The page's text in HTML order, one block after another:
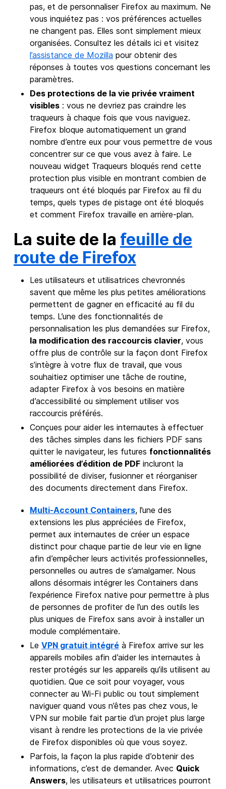
pas, et de personnaliser Firefox au maximum. Ne
vous inquiétez pas : vos préférences actuelles
ne changent pas. Elles sont simplement mieux
organisées. Consultez les détails ici et visitez
l’assistance de Mozilla pour obtenir des
réponses à toutes vos questions concernant les
paramètres.
Des protections de la vie privée vraiment
visibles: vous ne devriez pas craindre les
traqueurs à chaque fois que vous naviguez.
Firefox bloque automatiquement un grand
nombre d’entre eux pour vous permettre de vous
concentrer sur ce que vous avez à faire. Le
nouveau widget Traqueurs bloqués rend cette
protection plus visible en montrant combien de
traqueurs ont été bloqués par Firefox au fil du
temps, quels types de pistage ont été bloqués
et comment Firefox travaille en arrière-plan.
La suite de la feuille de
route de Firefox
Les utilisateurs et utilisatrices chevronnés
savent que même les plus petites améliorations
permettent de gagner en efficacité au fil du
temps. L’une des fonctionnalités de
personnalisation les plus demandées sur Firefox,
la modification des raccourcis clavier, vous
offre plus de contrôle sur la façon dont Firefox
s’intègre à votre flux de travail, que vous
souhaitiez optimiser une tâche de routine,
adapter Firefox à vos besoins en matière
d’accessibilité ou simplement utiliser vos
raccourcis préférés.
Conçues pour aider les internautes à effectuer
des tâches simples dans les fichiers PDF sans
quitter le navigateur, les futures fonctionnalités
améliorées d’édition de PDFincluront la
possibilité de diviser, fusionner et réorganiser
des documents directement dans Firefox.
Multi-Account Containers, l’une des
extensions les plus appréciées de Firefox,
permet aux internautes de créer un espace
distinct pour chaque partie de leur vie en ligne
afin d’empêcher leurs activités professionnelles,
personnelles ou autres de s’amalgamer. Nous
allons désormais intégrer les Containers dans
l’expérience Firefox native pour permettre à plus
de personnes de profiter de l’un des outils les
plus uniques de Firefox sans avoir à installer un
module complémentaire.
Le VPN gratuit intégréà Firefox arrive sur les
appareils mobiles afin d’aider les internautes à
rester protégés sur les appareils qu’ils utilisent au
quotidien. Que ce soit pour voyager, vous
connecter au Wi-Fi public ou tout simplement
naviguer quand vous n’êtes pas chez vous, le
VPN sur mobile fait partie d’un projet plus large
visant à rendre les protections de la vie privée
de Firefox disponibles où que vous soyez.
Parfois, la façon la plus rapide d’obtenir des
informations, c’est de demander. Avec Quick
Answers, les utilisateurs et utilisatrices pourront